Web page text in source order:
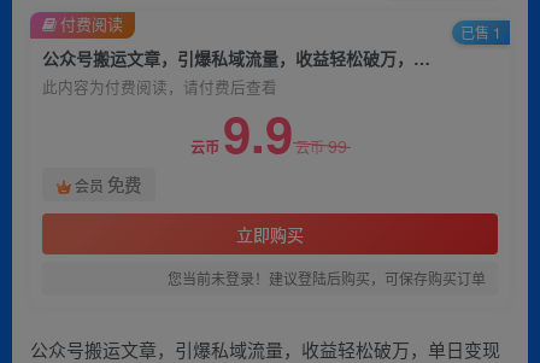
公众号搬运文章，引爆私域流量，收益轻松破万，单日变现四位数
此内容为付费阅读，请付费后查看
云币 9.9云币99
会员 免费
立即购买
您当前未登录！建议登陆后购买，可保存购买订单
付费阅读 已售 1
公众号搬运文章，引爆私域流量，收益轻松破万，单日变现